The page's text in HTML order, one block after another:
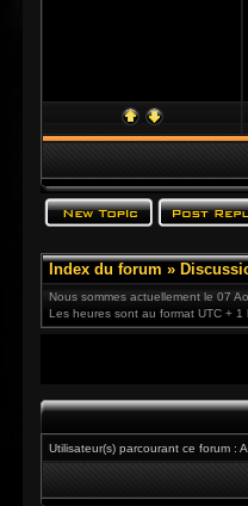
Index du forum »
Nous sommes actuellement le 07
Les heures sont au format UTC + 1
Utilisateur(s) parcourant ce forum :